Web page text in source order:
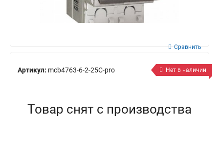
Артикул: mcb4763-6-2-25C-pro
Сравнить
Нет в наличии
Товар снят с производства